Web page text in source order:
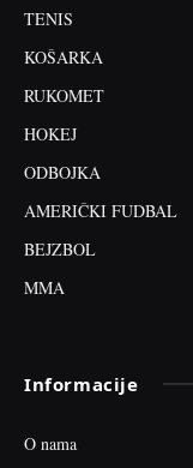
TENIS
KOŠARKA
RUKOMET
HOKEJ
ODBOJKA
AMERIČKI FUDBAL
BEJZBOL
MMA
Informacije
O nama